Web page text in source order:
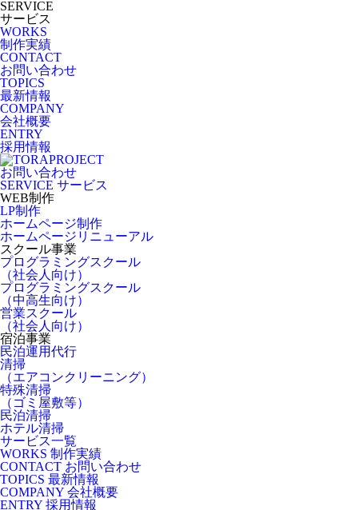
SERVICE
サービス
WORKS
制作実績
CONTACT
お問い合わせ
TOPICS
最新情報
COMPANY
会社概要
ENTRY
採用情報
お問い合わせ
SERVICE サービス
WEB制作
LP制作
ホームページ制作
ホームページリニューアル
スクール事業
プログラミングスクール
（社会人向け）
プログラミングスクール
（中高生向け）
営業スクール
（社会人向け）
宿泊事業
民泊運用代行
清掃
（エアコンクリーニング）
特殊清掃
（ゴミ屋敷等）
民泊清掃
ホテル清掃
サービス一覧
WORKS 制作実績
CONTACT お問い合わせ
TOPICS 最新情報
COMPANY 会社概要
ENTRY 採用情報